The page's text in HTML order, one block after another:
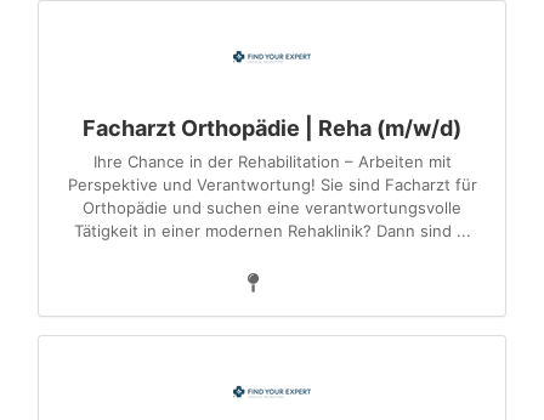
Facharzt Orthopädie | Reha (m/w/d)
Ihre Chance in der Rehabilitation – Arbeiten mit
Perspektive und Verantwortung! Sie sind Facharzt für
Orthopädie und suchen eine verantwortungsvolle
Tätigkeit in einer modernen Rehaklinik? Dann sind ...